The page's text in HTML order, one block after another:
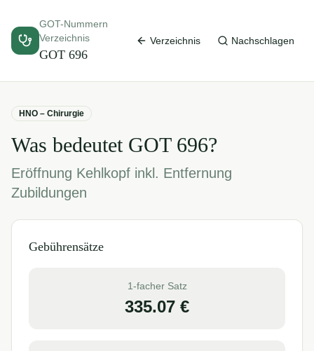
GOT-Nummern
Verzeichnis
GOT 696
Verzeichnis Nachschlagen
HNO – Chirurgie
Was bedeutet GOT 696?
Eröffnung Kehlkopf inkl. Entfernung
Zubildungen
Gebührensätze
1-facher Satz
335.07 €